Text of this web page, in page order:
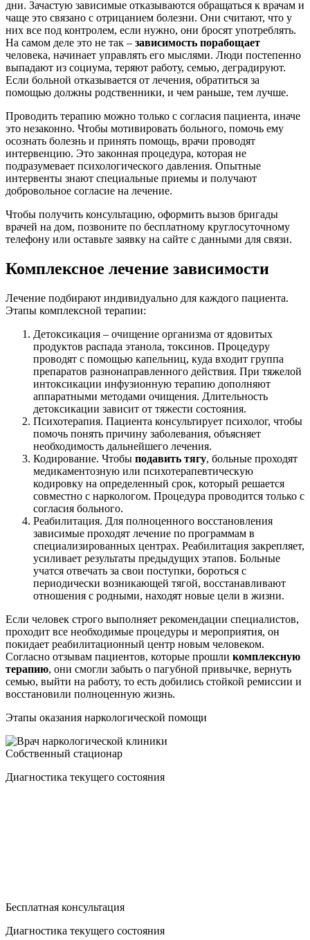
дни. Зачастую зависимые отказываются обращаться к врачам и
чаще это связано с отрицанием болезни. Они считают, что у
них все под контролем, если нужно, они бросят употреблять.
На самом деле это не так – зависимость порабощает
человека, начинает управлять его мыслями. Люди постепенно
выпадают из социума, теряют работу, семью, деградируют.
Если больной отказывается от лечения, обратиться за
помощью должны родственники, и чем раньше, тем лучше.
Проводить терапию можно только с согласия пациента, иначе
это незаконно. Чтобы мотивировать больного, помочь ему
осознать болезнь и принять помощь, врачи проводят
интервенцию. Это законная процедура, которая не
подразумевает психологического давления. Опытные
интервенты знают специальные приемы и получают
добровольное согласие на лечение.
Чтобы получить консультацию, оформить вызов бригады
врачей на дом, позвоните по бесплатному круглосуточному
телефону или оставьте заявку на сайте с данными для связи.
Комплексное лечение зависимости
Лечение подбирают индивидуально для каждого пациента.
Этапы комплексной терапии:
Детоксикация – очищение организма от ядовитых
продуктов распада этанола, токсинов. Процедуру
проводят с помощью капельниц, куда входит группа
препаратов разнонаправленного действия. При тяжелой
интоксикации инфузионную терапию дополняют
аппаратными методами очищения. Длительность
детоксикации зависит от тяжести состояния.
Психотерапия. Пациента консультирует психолог, чтобы
помочь понять причину заболевания, объясняет
необходимость дальнейшего лечения.
Кодирование. Чтобы подавить тягу, больные проходят
медикаментозную или психотерапевтическую
кодировку на определенный срок, который решается
совместно с наркологом. Процедура проводится только с
согласия больного.
Реабилитация. Для полноценного восстановления
зависимые проходят лечение по программам в
специализированных центрах. Реабилитация закрепляет,
усиливает результаты предыдущих этапов. Больные
учатся отвечать за свои поступки, бороться с
периодически возникающей тягой, восстанавливают
отношения с родными, находят новые цели в жизни.
Если человек строго выполняет рекомендации специалистов,
проходит все необходимые процедуры и мероприятия, он
покидает реабилитационный центр новым человеком.
Согласно отзывам пациентов, которые прошли комплексную
терапию, они смогли забыть о пагубной привычке, вернуть
семью, выйти на работу, то есть добились стойкой ремиссии и
восстановили полноценную жизнь.
Этапы оказания наркологической помощи
Собственный стационар
Диагностика текущего состояния
Бесплатная консультация
Диагностика текущего состояния